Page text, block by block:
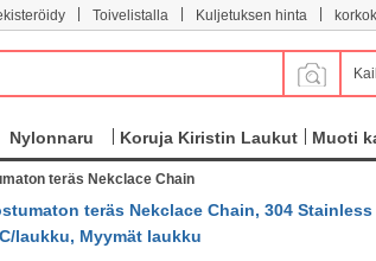
Toivelistalla Kuljetuksen hinta
Nylonnaru Koruja Kiristin Laukut Muoti
teräs Nekclace Chain
teräs Nekclace Chain, 304
laukku, Myymät laukku